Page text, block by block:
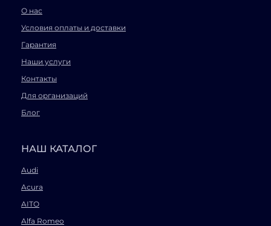
О нас
Условия оплаты и доставки
Гарантия
Наши услуги
Контакты
Для организаций
Блог
НАШ КАТАЛОГ
Audi
Acura
AITO
Alfa Romeo